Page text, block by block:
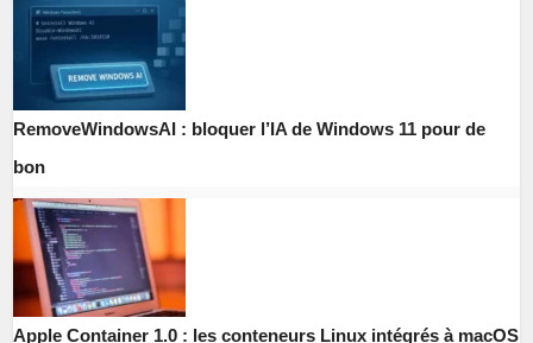
RemoveWindowsAI : bloquer l’IA de Windows 11 pour de
bon
Apple Container 1.0 : les conteneurs Linux intégrés à macOS